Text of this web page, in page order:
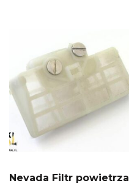
Nevada Filtr powietrza